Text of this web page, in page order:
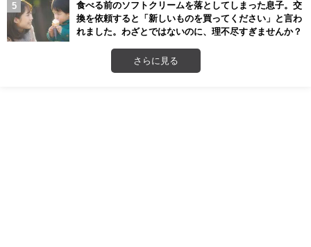
食べる前のソフトクリームを落としてしまった息子。交
換を依頼すると「新しいものを買ってください」と言わ
れました。わざとではないのに、理不尽すぎませんか？
さらに見る